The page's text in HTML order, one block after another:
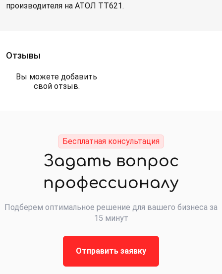
производителя на АТОЛ TT621.
Отзывы
Вы можете добавить
свой отзыв.
Бесплатная консультация
Задать вопрос
профессионалу
Подберем оптимальное решение для вашего бизнеса за
15 минут
Отправить заявку